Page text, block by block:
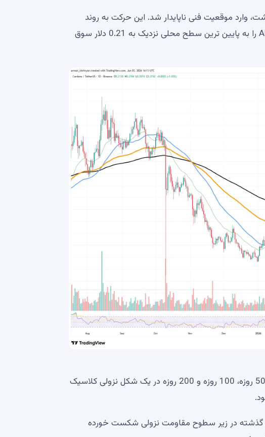
وارد موقعیت فنی ناپایدار شد. این حرکت به روند
نزولی ادامه داد که بر روند قیمت ها در بیشتر سال گذشته غالب بود و ADA را به پایین ترین سطح محلی نزدیک به 0.21 دلار سوق
یک ساختار نزولی متمایز را می توان در نمودار مشاهده کرد. میانگین های 50 روزه، 100 روزه و 200 روزه در یک شکل نزولی کلاسیک
گذشته در زیر سطوح مقاومت نزولی شکست خورده